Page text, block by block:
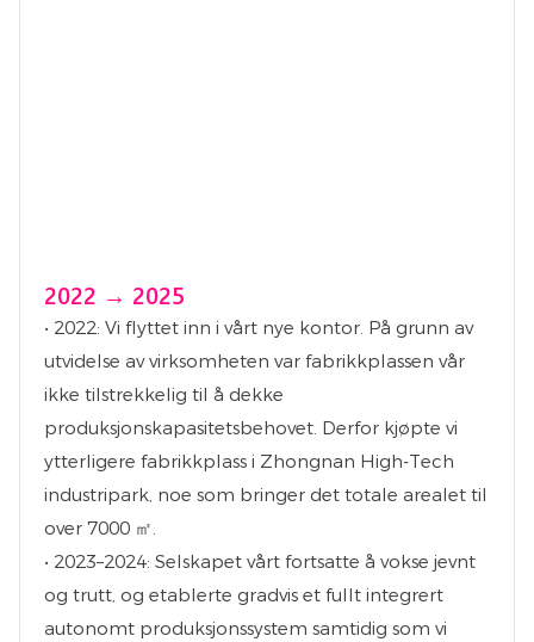
2022 → 2025
• 2022: Vi flyttet inn i vårt nye kontor. På grunn av
utvidelse av virksomheten var fabrikkplassen vår
ikke tilstrekkelig til å dekke
produksjonskapasitetsbehovet. Derfor kjøpte vi
ytterligere fabrikkplass i Zhongnan High-Tech
industripark, noe som bringer det totale arealet til
over 7000 ㎡.
• 2023–2024: Selskapet vårt fortsatte å vokse jevnt
og trutt, og etablerte gradvis et fullt integrert
autonomt produksjonssystem samtidig som vi